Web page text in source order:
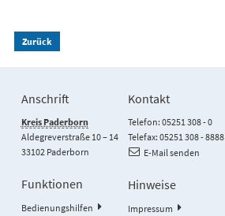
Zurück
Anschrift
Kreis Paderborn
Aldegreverstraße 10 – 14
33102 Paderborn
Kontakt
Telefon: 05251 308 - 0
Telefax: 05251 308 - 8888
E-Mail senden
Funktionen
Bedienungshilfen
Hinweise
Impressum